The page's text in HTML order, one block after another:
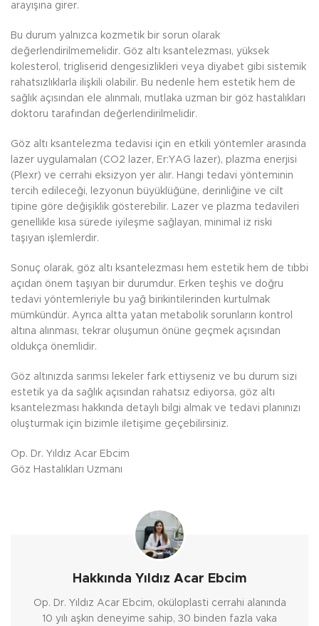
arayışına girer.
Bu durum yalnızca kozmetik bir sorun olarak
değerlendirilmemelidir. Göz altı ksantelezması, yüksek
kolesterol, trigliserid dengesizlikleri veya diyabet gibi sistemik
rahatsızlıklarla ilişkili olabilir. Bu nedenle hem estetik hem de
sağlık açısından ele alınmalı, mutlaka uzman bir göz hastalıkları
doktoru tarafından değerlendirilmelidir.
Göz altı ksantelezma tedavisi için en etkili yöntemler arasında
lazer uygulamaları (CO2 lazer, Er:YAG lazer), plazma enerjisi
(Plexr) ve cerrahi eksizyon yer alır. Hangi tedavi yönteminin
tercih edileceği, lezyonun büyüklüğüne, derinliğine ve cilt
tipine göre değişiklik gösterebilir. Lazer ve plazma tedavileri
genellikle kısa sürede iyileşme sağlayan, minimal iz riski
taşıyan işlemlerdir.
Sonuç olarak, göz altı ksantelezması hem estetik hem de tıbbi
açıdan önem taşıyan bir durumdur. Erken teşhis ve doğru
tedavi yöntemleriyle bu yağ birikintilerinden kurtulmak
mümkündür. Ayrıca altta yatan metabolik sorunların kontrol
altına alınması, tekrar oluşumun önüne geçmek açısından
oldukça önemlidir.
Göz altınızda sarımsı lekeler fark ettiyseniz ve bu durum sizi
estetik ya da sağlık açısından rahatsız ediyorsa, göz altı
ksantelezması hakkında detaylı bilgi almak ve tedavi planınızı
oluşturmak için bizimle iletişime geçebilirsiniz.
Op. Dr. Yıldız Acar Ebcim
Göz Hastalıkları Uzmanı
Hakkında Yıldız Acar Ebcim
Op. Dr. Yıldız Acar Ebcim, oküloplasti cerrahi alanında
10 yılı aşkın deneyime sahip, 30 binden fazla vaka